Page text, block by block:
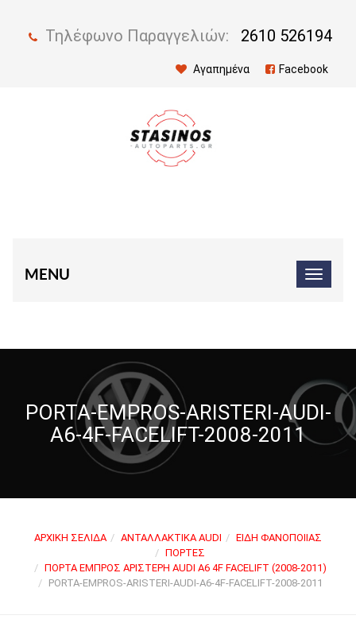
Τηλέφωνο Παραγγελιών: 2610 526194
Αγαπημένα Facebook
MENU
PORTA-EMPROS-ARISTERI-AUDI-
A6-4F-FACELIFT-2008-2011
ΑΡΧΙΚΉ ΣΕΛΊΔΑ ΑΝΤΑΛΛΑΚΤΙΚΆ AUDI
ΕΊΔΗ ΦΑΝΟΠΟΙΊΑΣ
ΠΌΡΤΕΣ
ΠΌΡΤΑ ΕΜΠΡΌΣ ΑΡΙΣΤΕΡΉ AUDI A6 4F FACELIFT (2008-2011)
PORTA-EMPROS-ARISTERI-AUDI-A6-4F-FACELIFT-2008-2011